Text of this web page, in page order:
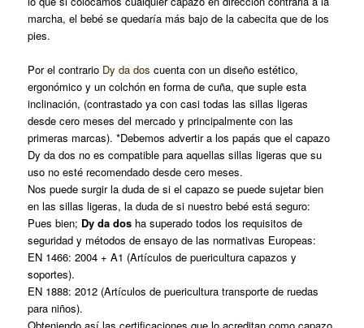
marcha, el bebé se quedaría más bajo de la cabecita que de los
pies.
Por el contrario Dy da dos cuenta con un diseño estético,
ergonómico y un colchón en forma de cuña, que suple esta
inclinación, (contrastado ya con casi todas las sillas ligeras
desde cero meses del mercado y principalmente con las
primeras marcas). *Debemos advertir a los papás que el capazo
Dy da dos no es compatible para aquellas sillas ligeras que su
uso no esté recomendado desde cero meses.
Nos puede surgir la duda de si el capazo se puede sujetar bien
en las sillas ligeras, la duda de si nuestro bebé está seguro:
Pues bien; Dy da dos ha superado todos los requisitos de
seguridad y métodos de ensayo de las normativas Europeas:
EN 1466: 2004 + A1 (Artículos de puericultura capazos y
soportes).
EN 1888: 2012 (Artículos de puericultura transporte de ruedas
para niños).